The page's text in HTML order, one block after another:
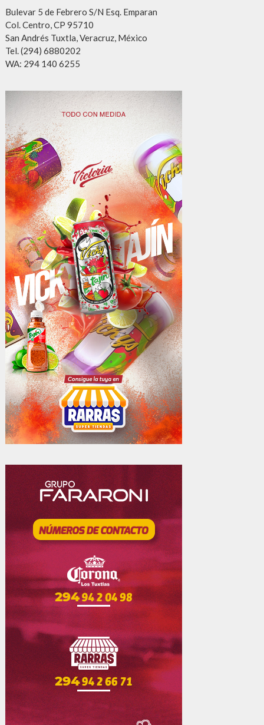
Bulevar 5 de Febrero S/N Esq. Emparan
Col. Centro, CP 95710
San Andrés Tuxtla, Veracruz, México
Tel. (294) 6880202
WA: 294 140 6255